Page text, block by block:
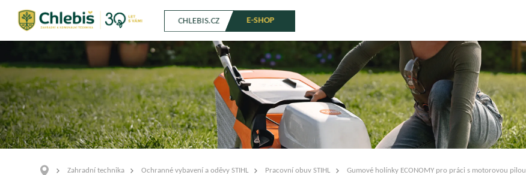
CHLEBIS.CZ E-SHOP
Zahradní technika Ochranné vybavení a oděvy STIHL Pracovní obuv STIHL Gumové holínky ECONOMY pro práci s motorovou pilou